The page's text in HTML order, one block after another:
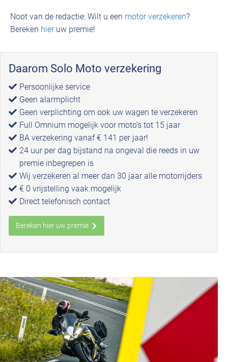
Noot van de redactie: Wilt u een motor verzekeren?
Bereken hieruw premie!
Daarom Solo Moto verzekering
Persoonlijke service
Geen alarmplicht
Geen verplichting om ook uw wagen te verzekeren
Full Omnium mogelijk voor moto’s tot 15 jaar
BA verzekering vanaf € 141 per jaar!
24 uur per dag bijstand na ongeval die reeds in uw
premie inbegrepen is
Wij verzekeren al meer dan 30 jaar alle motorrijders
€ 0 vrijstelling vaak mogelijk
Direct telefonisch contact
Bereken hier uw premie